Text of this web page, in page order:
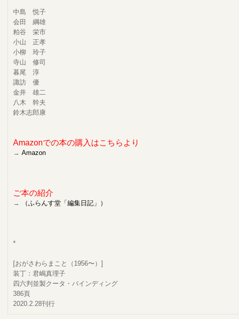
中島 悦子
会田 綱雄
粕谷 栄市
小山 正孝
小柳 玲子
寺山 修司
暮尾 淳
諏訪 優
金井 雄二
八木 幹夫
鈴木志郎康
Amazonでの本の購入はこちらより
→ Amazon
ご本の紹介
→ （ふらんす堂「編集日記」）
*
[おがさわらまこと（1956〜）]
装丁：君嶋真理子
四六判並製クータ・バインディング
386頁
2020.2.28刊行